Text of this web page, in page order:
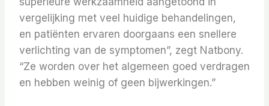
vergelijking met veel huidige behandelingen,
en patiënten ervaren doorgaans een snellere
verlichting van de symptomen”, zegt Natbony.
“Ze worden over het algemeen goed verdragen
en hebben weinig of geen bijwerkingen.”